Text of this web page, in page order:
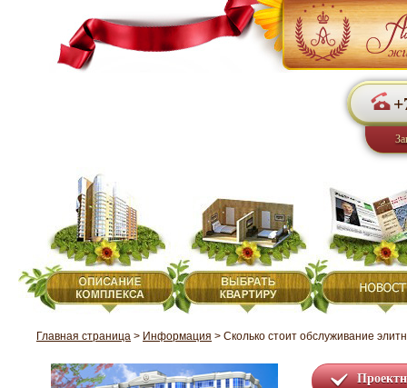
Главная страница > Информация > Сколько стоит обслуживание